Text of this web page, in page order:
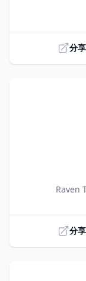
分享
Raven
分享